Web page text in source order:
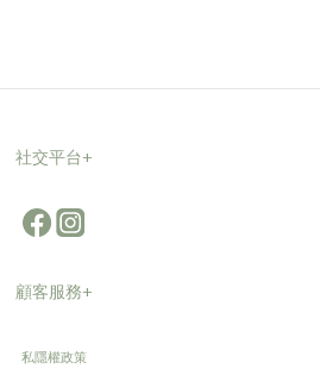
社交平台+
顧客服務+
私隱權政策